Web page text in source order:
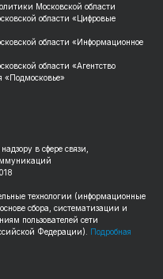
Московской области
области «Цифровые
области «Информационное
области «Агентство
«Подмосковье»
в сфере связи,
технологии (информационные
сбора, систематизации и
пользователей сети
Федерации).
Подробная